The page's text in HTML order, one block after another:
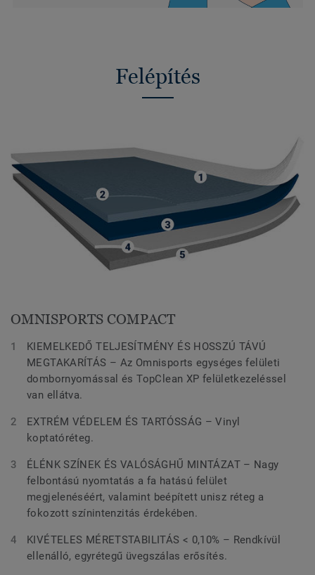
Felépítés
OMNISPORTS COMPACT
KIEMELKEDŐ TELJESÍTMÉNY ÉS HOSSZÚ TÁVÚ
MEGTAKARÍTÁS – Az Omnisports egységes felületi
dombornyomással és TopClean XP felületkezeléssel
van ellátva.
EXTRÉM VÉDELEM ÉS TARTÓSSÁG – Vinyl
koptatóréteg.
ÉLÉNK SZÍNEK ÉS VALÓSÁGHŰ MINTÁZAT – Nagy
felbontású nyomtatás a fa hatású felület
megjelenéséért, valamint beépített unisz réteg a
fokozott színintenzitás érdekében.
KIVÉTELES MÉRETSTABILITÁS < 0,10% – Rendkívül
ellenálló, egyrétegű üvegszálas erősítés.